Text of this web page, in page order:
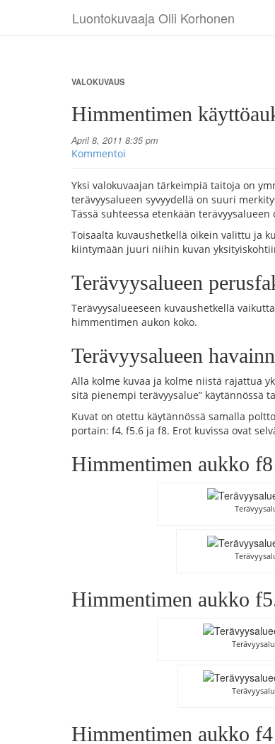
Luontokuvaaja Olli Korhonen
VALOKUVAUS
Himmentimen
April 8, 2011 8:35 pm
Kommentoi
Yksi valokuvaajan tärkeimpiä taitoja on
terävyysalueen syvyydellä on suuri
Tässä suhteessa etenkään
Toisaalta kuvaushetkellä oikein valittu ja
kiintymään juuri niihin kuvan
Terävyysalueen
Terävyysalueeseen kuvaushetkellä
himmentimen aukon koko.
Terävyysalueen
Alla kolme kuvaa ja kolme niistä rajattua
sitä pienempi terävyysalue” käytännössä
Kuvat on otettu käytännössä samalla
portain: f4, f5.6 ja f8. Erot kuvissa ovat
Himmentimen aukko f8
Himmentimen aukko
Himmentimen aukko f4